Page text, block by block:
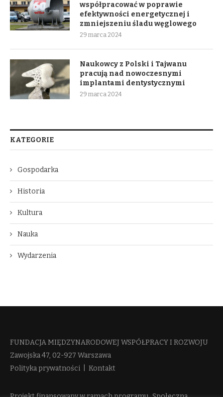
współpracować w poprawie
efektywności energetycznej i
zmniejszeniu śladu węglowego
29 marca 2024
Naukowcy z Polski i Tajwanu
pracują nad nowoczesnymi
implantami dentystycznymi
29 marca 2024
KATEGORIE
Gospodarka
Historia
Kultura
Nauka
Wydarzenia
FUNDACJA MIĘDZYNARODOWEJ WSPÓŁPRACY I ROZWOJU​
Zawojska 47, 02-927 Warszawa
Polityka prywatności
Kontakt